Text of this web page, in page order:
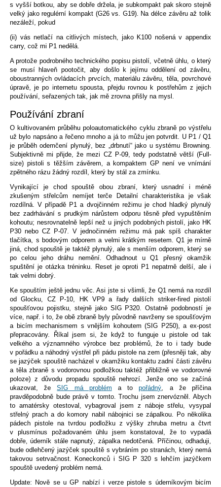
s vyšší botkou, aby se dobře držela, je subkompakt pak skoro stejně
velký jako regulérní kompakt (G26 vs. G19). Na délce závěru až tolik
nezáleží, pokud
(ii) vás netlačí na citlivých místech, jako K100 nošená v appendix
carry, což mi P1 nedělá.
A protože podrobného technického popisu pistolí, včetně úhlu, o který
se musí hlaveň pootočit, aby došlo k jejímu oddělení od závěru,
oboustranných ovládacích prvcích, materiálu závěru, těla, povrchové
úpravě, je po internetu spousta, přejdu rovnou k postřehům z jejich
používání, seřazených tak, jak mě zrovna přišly na mysl.
Používání zbraní
O kultivovaném průběhu poloautomatického cyklu zbraně po výstřelu
už bylo napsáno a řečeno mnoho a já to můžu jen potvrdit. U P1 / Q1
je průběh odemčení plynulý, bez „drbnutí“ jako u systému Browning.
Subjektivně mi přijde, že mezi CZ P-09, tedy podstatně větší (Full-
size) pistoli s těžším závěrem, a kompaktem GP není ve vnímání
zpětného rázu žádný rozdíl, který by stál za zmínku.
Vynikající je chod spouště obou zbraní, který usnadní i méně
zkušeným střelcům nemíjet terče Detailní charakteristika je však
rozdílná. V případě P1 a dvojčinném režimu je chod hladký plynulý
bez zadrhávání s prudkým nárůstem odporu těsně před vypuštěním
kohoutu; nesrovnatelně lepší než u jiných podobných pistolí, jako HK
P30 nebo CZ P-07. V jednočinném režimu má pak spíš charakter
tlačítka, s bodovým odporem a velmi krátkým resetem. Q1 je mírně
jiná, chod spouště je taktéž plynulý, ale s menším odporem, který se
po celou jeho dráhu nemění. Odhadnout u Q1 přesný okamžik
spuštění je otázka tréninku. Reset je oproti P1 nepatrně delší, ale i
tak velmi dobrý.
Ke spouštím ještě jednu věc. Asi jste si všimli, že Q1 nemá na rozdíl
od Glocku, CZ P-10, HK VP9 a řady dalších striker-fired pistolí
spoušťovou pojistku, stejně jako SIG P320. Ostatně podobností je
více, např. i to, že obě zbraně byly původně navrženy se spoušťovým
a bicím mechanismem s vnějším kohoutem (SIG P250), a ex-post
přepracovány. Říkal jsem si, že když to funguje u pistole od tak
velkého a významného výrobce bez problémů, že to i tady bude
v pořádku a náhodný výstřel při pádu pistole na zem (přesněji tak, aby
se jazýček spouště nacházel v okamžiku kontaktu zadní části závěru
a těla zbraně s vodorovnou podložkou taktéž přibližně ve vodorovné
poloze) z důvodu propadu spouště nehrozí. Jenže ono se začíná
ukazovat, žeSIG má problém a topořádný , a že příčina
pravděpodobně bude právě v tomto. Trochu jsem znervózněl. Abych
to amatérsky otestoval, vybagroval jsem z náboje střelu, vysypal
střelný prach a do komory nabil nábojnici se zápalkou. Po několika
pádech pistole na tvrdou podložku z výšky zhruba metru a čtvrt
v plusmínus požadovaném úhlu jsem konstatoval, že to vypadá
dobře, úderník stále napnutý, zápalka nedotčená. Příčinou, odhaduji,
bude odlehčený jazýček spouště s vybráním po stranách, který nemá
takovou setrvačnost. Koneckonců i SIG P 320 s lehčím jazýčkem
spouště uvedený problém nemá.
Update: Nově se u GP nabízí i verze pistole s úderníkovým bicím